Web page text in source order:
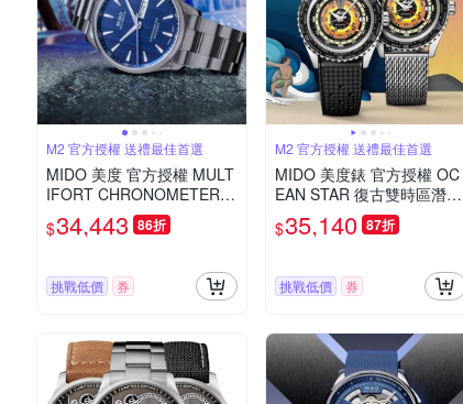
M2 官方授權 送禮最佳首選
MIDO 美度 官方授權 MULT
IFORT CHRONOMETER天
文台機械錶-藍/42mmM038
4311104100
$34,443 86折
挑戰低價 券
M2 官方授權 送禮最佳首選
MIDO 美度錶 官方授權 OC
EAN STAR 復古雙時區潛水
機械腕錶-M026829170510
0
$35,140 87折
挑戰低價 券